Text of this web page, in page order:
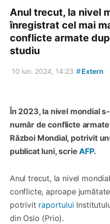
Anul trecut, la nivel
înregistrat cel mai
conflicte armate
studiu
10 iun. 2024, 14:23 #Extern
În 2023, la nivel mondial
număr de conflicte
Război Mondial, potrivit
publicat luni, scrieAFP.
Anul trecut, la nivel
conflicte, aproape
potrivit raportului
din Oslo (Prio).